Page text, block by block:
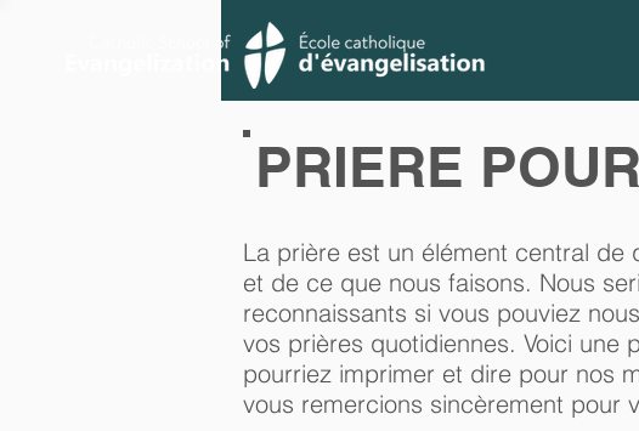
PRIERE
La prière est un élément central de
et de ce que nous faisons. Nous
reconnaissants si vous pouviez
vos prières quotidiennes. Voici une
pourriez imprimer et dire pour nos
vous remercions sincèrement pour